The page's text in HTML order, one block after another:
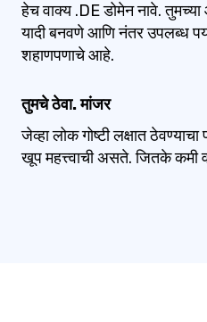
हेच वाक्य .DE डोमेन नावे. तुमच्या
यादी बनवणे आणि नंतर उपलब्ध
शहाणपणाचे आहे.
तुमचे ठेवा. मांजर
जेव्हा लोक गोष्टी लक्षात
खूप महत्त्वाची असते. जितके कमी